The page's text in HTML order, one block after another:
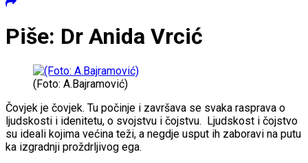
Piše: Dr Anida Vrcić
(Foto: A.Bajramović)
Čovjek je čovjek. Tu počinje i završava se svaka rasprava o
ljudskosti i idenitetu, o svojstvu i čojstvu. Ljudskost i čojstvo
su ideali kojima većina teži, a negdje usput ih zaboravi na putu
ka izgradnji proždrljivog ega.